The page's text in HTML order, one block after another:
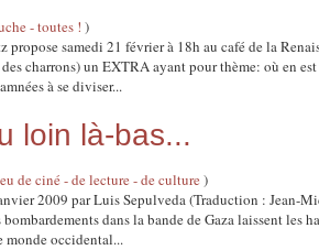
- toutes ! )
propose samedi 21 février à 18h au café de la
charrons) un EXTRA ayant pour thème: où en
à se diviser...
loin là-bas...
de ciné - de lecture - de culture)
2009 par Luis Sepulveda (Traduction : Jean-
dans la bande de Gaza laissent les
monde occidental...